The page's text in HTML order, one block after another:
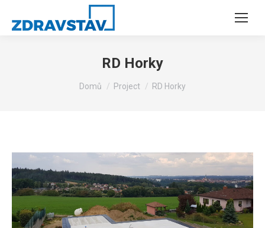
RD Horky
You are here:
Domů Project RD Horky